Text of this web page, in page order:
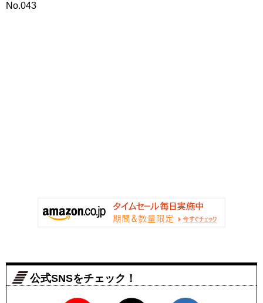
No.043
公式SNSをチェック！